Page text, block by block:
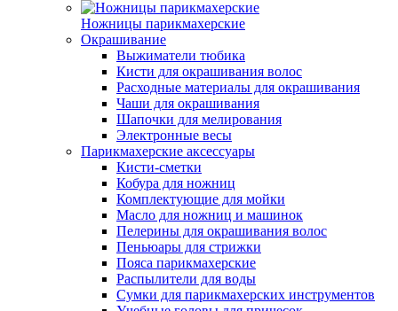
Ножницы парикмахерские
Окрашивание
Выжиматели тюбика
Кисти для окрашивания волос
Расходные материалы для окрашивания
Чаши для окрашивания
Шапочки для мелирования
Электронные весы
Парикмахерские аксессуары
Кисти-сметки
Кобура для ножниц
Комплектующие для мойки
Масло для ножниц и машинок
Пелерины для окрашивания волос
Пеньюары для стрижки
Пояса парикмахерские
Распылители для воды
Сумки для парикмахерских инструментов